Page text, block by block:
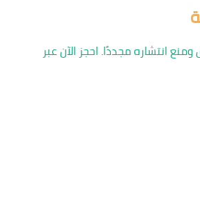
انتشاره مجددًا. احجز الآن عبر